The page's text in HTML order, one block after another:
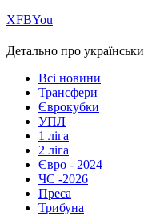
ХFBYou
Детально про
Всі новини
Трансфери
Єврокубки
УПЛ
1 ліга
2 ліга
Євро - 2024
ЧС -2026
Преса
Трибуна